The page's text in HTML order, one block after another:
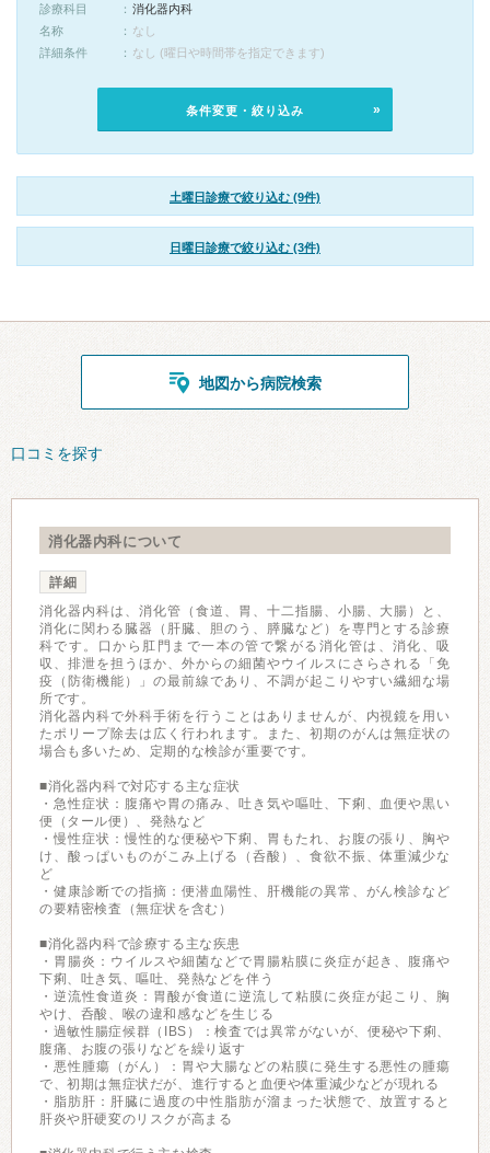
診療科目
消化器内科
名称
なし
詳細条件
なし (曜日や時間帯を指定できます)
条件変更・絞り込み
土曜日診療で絞り込む (9件)
日曜日診療で絞り込む (3件)
地図から病院検索
口コミを探す
消化器内科について
詳細
消化器内科は、消化管（食道、胃、十二指腸、小腸、大腸）と、
消化に関わる臓器（肝臓、胆のう、膵臓など）を専門とする診療
科です。口から肛門まで一本の管で繋がる消化管は、消化、吸
収、排泄を担うほか、外からの細菌やウイルスにさらされる「免
疫（防衛機能）」の最前線であり、不調が起こりやすい繊細な場
所です。
消化器内科で外科手術を行うことはありませんが、内視鏡を用い
たポリープ除去は広く行われます。また、初期のがんは無症状の
場合も多いため、定期的な検診が重要です。
■消化器内科で対応する主な症状
・急性症状：腹痛や胃の痛み、吐き気や嘔吐、下痢、血便や黒い
便（タール便）、発熱など
・慢性症状：慢性的な便秘や下痢、胃もたれ、お腹の張り、胸や
け、酸っぱいものがこみ上げる（呑酸）、食欲不振、体重減少な
ど
・健康診断での指摘：便潜血陽性、肝機能の異常、がん検診など
の要精密検査（無症状を含む）
■消化器内科で診療する主な疾患
・胃腸炎：ウイルスや細菌などで胃腸粘膜に炎症が起き、腹痛や
下痢、吐き気、嘔吐、発熱などを伴う
・逆流性食道炎：胃酸が食道に逆流して粘膜に炎症が起こり、胸
やけ、呑酸、喉の違和感などを生じる
・過敏性腸症候群（IBS）：検査では異常がないが、便秘や下痢、
腹痛、お腹の張りなどを繰り返す
・悪性腫瘍（がん）：胃や大腸などの粘膜に発生する悪性の腫瘍
で、初期は無症状だが、進行すると血便や体重減少などが現れる
・脂肪肝：肝臓に過度の中性脂肪が溜まった状態で、放置すると
肝炎や肝硬変のリスクが高まる